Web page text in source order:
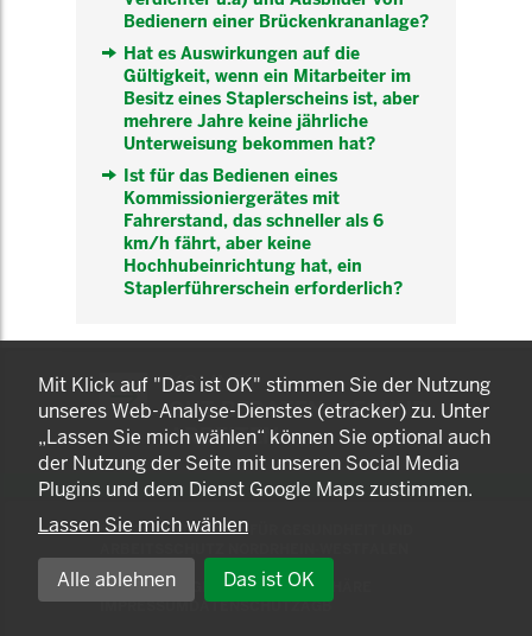
Bedienern einer Brückenkrananlage?
Hat es Auswirkungen auf die
Gültigkeit, wenn ein Mitarbeiter im
Besitz eines Staplerscheins ist, aber
mehrere Jahre keine jährliche
Unterweisung bekommen hat?
Ist für das Bedienen eines
Kommissioniergerätes mit
Fahrerstand, das schneller als 6
km/h fährt, aber keine
Hochhubeinrichtung hat, ein
Staplerführerschein erforderlich?
KOMNET
GUT BERATEN. GESUND
ARBEITEN.
© 2025 LANDESAMT FÜR GESUNDHEIT UND
EINSTELLUNGEN ZUR PRIVATSPHÄRE
IMPRESSUMDATENSCHUTZAGB
Mit Klick auf "Das ist OK" stimmen Sie der Nutzung
unseres Web-Analyse-Dienstes (etracker) zu. Unter
„Lassen Sie mich wählen“ können Sie optional auch
der Nutzung der Seite mit unseren Social Media
Plugins und dem Dienst Google Maps zustimmen.
Lassen Sie mich wählen
Alle ablehnen Das ist OK